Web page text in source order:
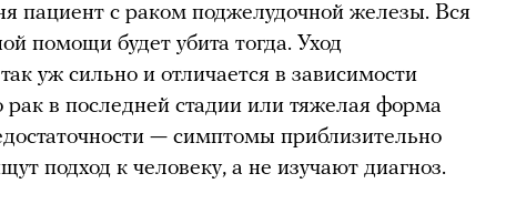
пациент с раком поджелудочной железы. Вся
помощи будет убита тогда. Уход
уж сильно и отличается в зависимости
рак в последней стадии или тяжелая форма
— симптомы приблизительно
подход к человеку, а не изучают диагноз.